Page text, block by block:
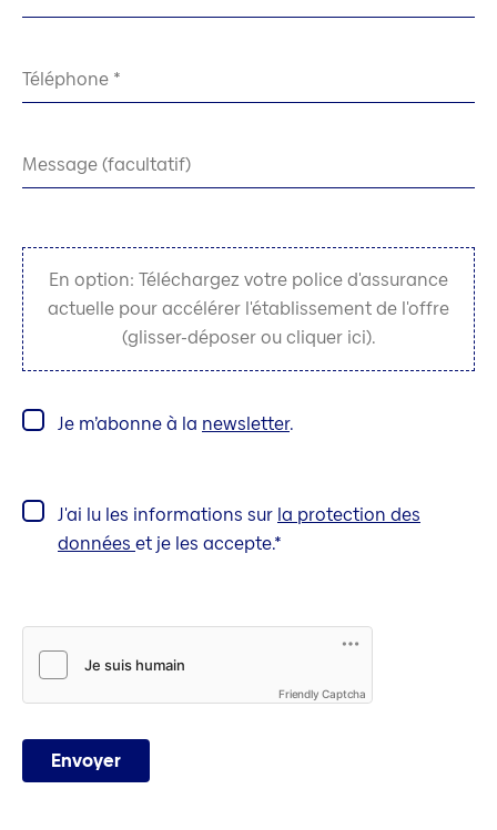
Téléphone
Message (facultatif)
En option: Téléchargez votre police d'assurance
actuelle pour accélérer l'établissement de l'offre
(glisser-déposer ou cliquer ici).
Je m’abonne à la newsletter.
J'ai lu les informations sur la protection des
données et je les accepte.
Friendly Captcha
Envoyer